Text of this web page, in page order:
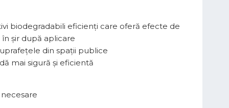
biodegradabili eficienți care oferă efecte de
șir după aplicare
din spații publice
mai sigură și eficientă